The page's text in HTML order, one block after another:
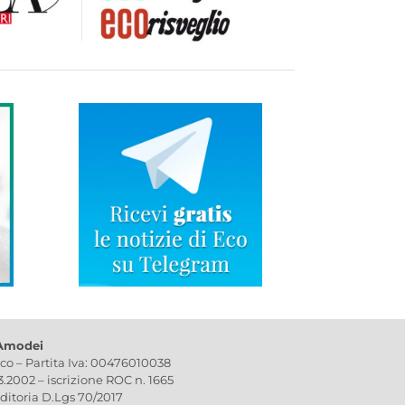
– Partita Iva: 00476010038
– iscrizione ROC n. 1665
D.Lgs 70/2017